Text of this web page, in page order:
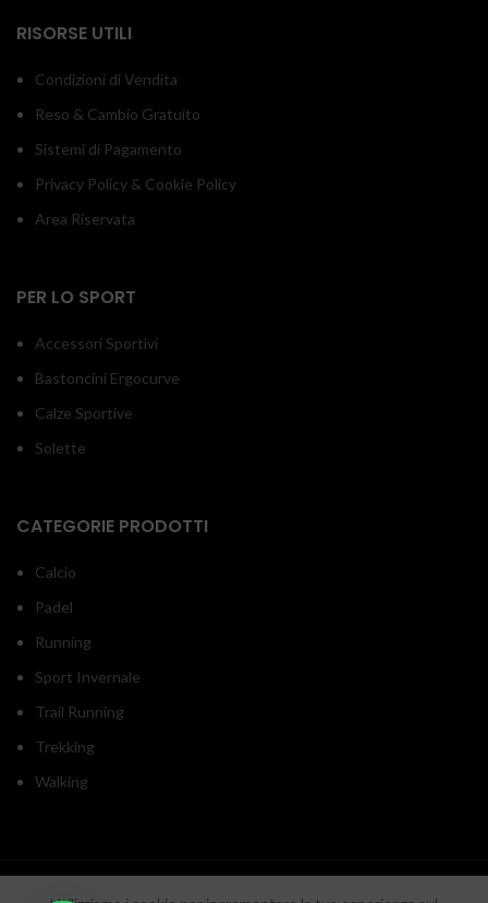
RISORSE UTILI
Condizioni di Vendita
Reso & Cambio Gratuito
Sistemi di Pagamento
Privacy Policy & Cookie Policy
Area Riservata
PER LO SPORT
Accessori Sportivi
Bastoncini Ergocurve
Calze Sportive
Solette
CATEGORIE PRODOTTI
Calcio
Padel
Running
Sport Invernale
Trail Running
Trekking
Walking